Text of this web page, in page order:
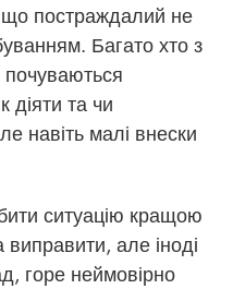
що постраждалий не
Багато хто з
почуваються
діяти та чи
навіть малі внески
ситуацію кращою
але іноді
горе неймовірно